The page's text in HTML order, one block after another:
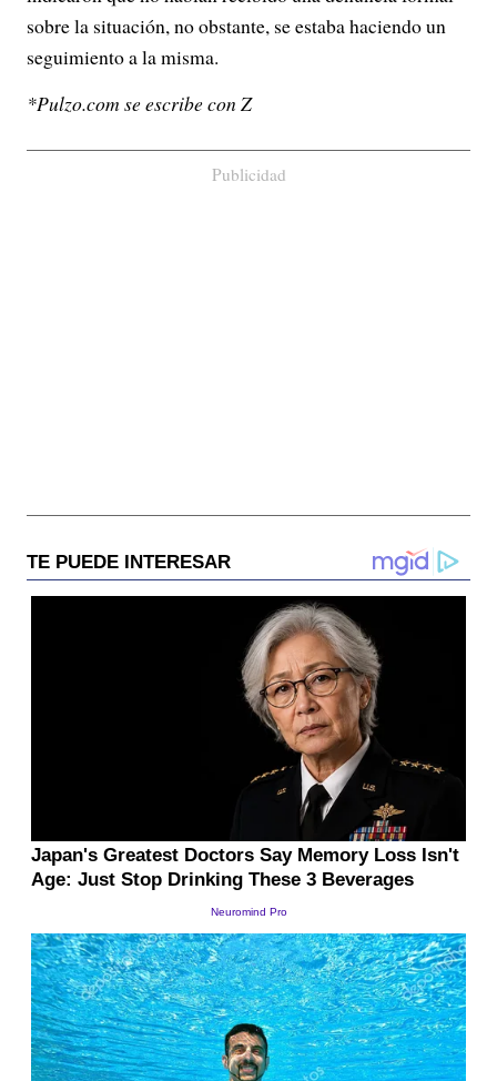
sobre la situación, no obstante, se estaba haciendo un
seguimiento a la misma.
*Pulzo.com se escribe con Z
Publicidad